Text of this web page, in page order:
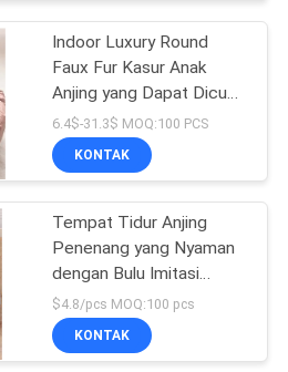
Indoor Luxury Round
Faux Fur Kasur Anak
Anjing yang Dapat Dicuci
Untuk Anjing Kecil
Sedang Pemanasan
Sendiri
6.4$-31.3$ MOQ:100 PCS
KONTAK
Tempat Tidur Anjing
Penenang yang Nyaman
dengan Bulu Imitasi
berbentuk donat OEM
$4.8/pcs MOQ:100 pcs
KONTAK